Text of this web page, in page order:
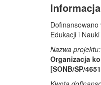
Edukacji i
Nazwa projektu:
Organizacja
[SONB/SP/